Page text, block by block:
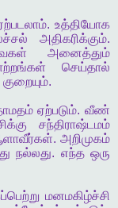
.உத்தியோக
அதிகரிக்கும்.
அனைத்தும்
செய்தால்
குறையும்.
ஏற்படும்.வீண்
சந்திராஷ்டமம்
.அறிமுகம்
நல்லது. எந்த ஒரு
மனமகிழ்ச்சி